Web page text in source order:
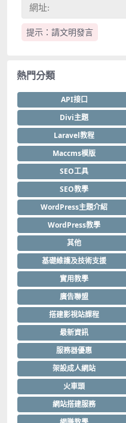
提示：請文明發言
熱門分類
API接口
Divi主題
Laravel教程
Maccms模版
SEO工具
SEO教學
WordPress主題介紹
WordPress教學
其他
基礎維護及技術支援
實用教學
廣告聯盟
搭建影視站課程
最新資訊
服務器優惠
架設成人網站
火車頭
網站搭建服務